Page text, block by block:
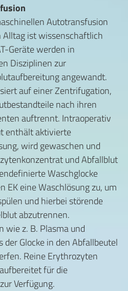
Autotransfusion
Alltag ist wissenschaftlich
Geräte werden in
Disziplinen zur
angewandt.
auf einer Zentrifugation,
nach ihren
auftrennt. Intraoperativ
enthält aktivierte
wird gewaschen und
und Abfallblut
Waschglocke
eine Waschlösung zu, um
und hierbei störende
abzutrennen.
wie z. B. Plasma und
Glocke in den Abfallbeutel
Reine Erythrozyten
für die
Verfügung.